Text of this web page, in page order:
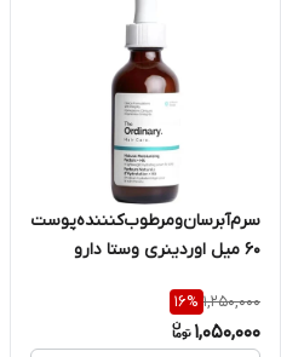
60 میل اوردینری وستا دارو
1,250,000
16%
1,050,000